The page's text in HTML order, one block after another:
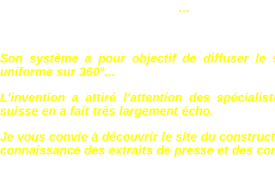
...
Son système a pour objectif de diffuser le
uniforme sur 360°...
L'invention a attiré l'attention des
suisse en a fait très largement écho.
Je vous convie à découvrir le site du
connaissance des extraits de presse et des